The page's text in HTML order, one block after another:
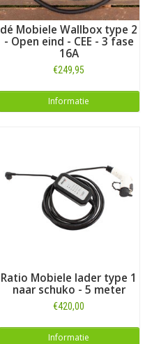
dé Mobiele Wallbox type 2
- Open eind - CEE - 3 fase
16A
€249,95
Informatie
Ratio Mobiele lader type 1
naar schuko - 5 meter
€420,00
Informatie